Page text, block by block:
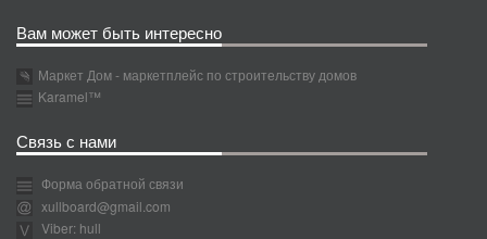
Вам может быть интересно
Маркет Дом - маркетплейс по строительству домов
Karamel™
Связь с нами
Форма обратной связи
xullboard@gmail.com
Viber: hull